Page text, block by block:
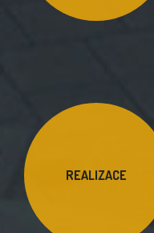
REALIZACE